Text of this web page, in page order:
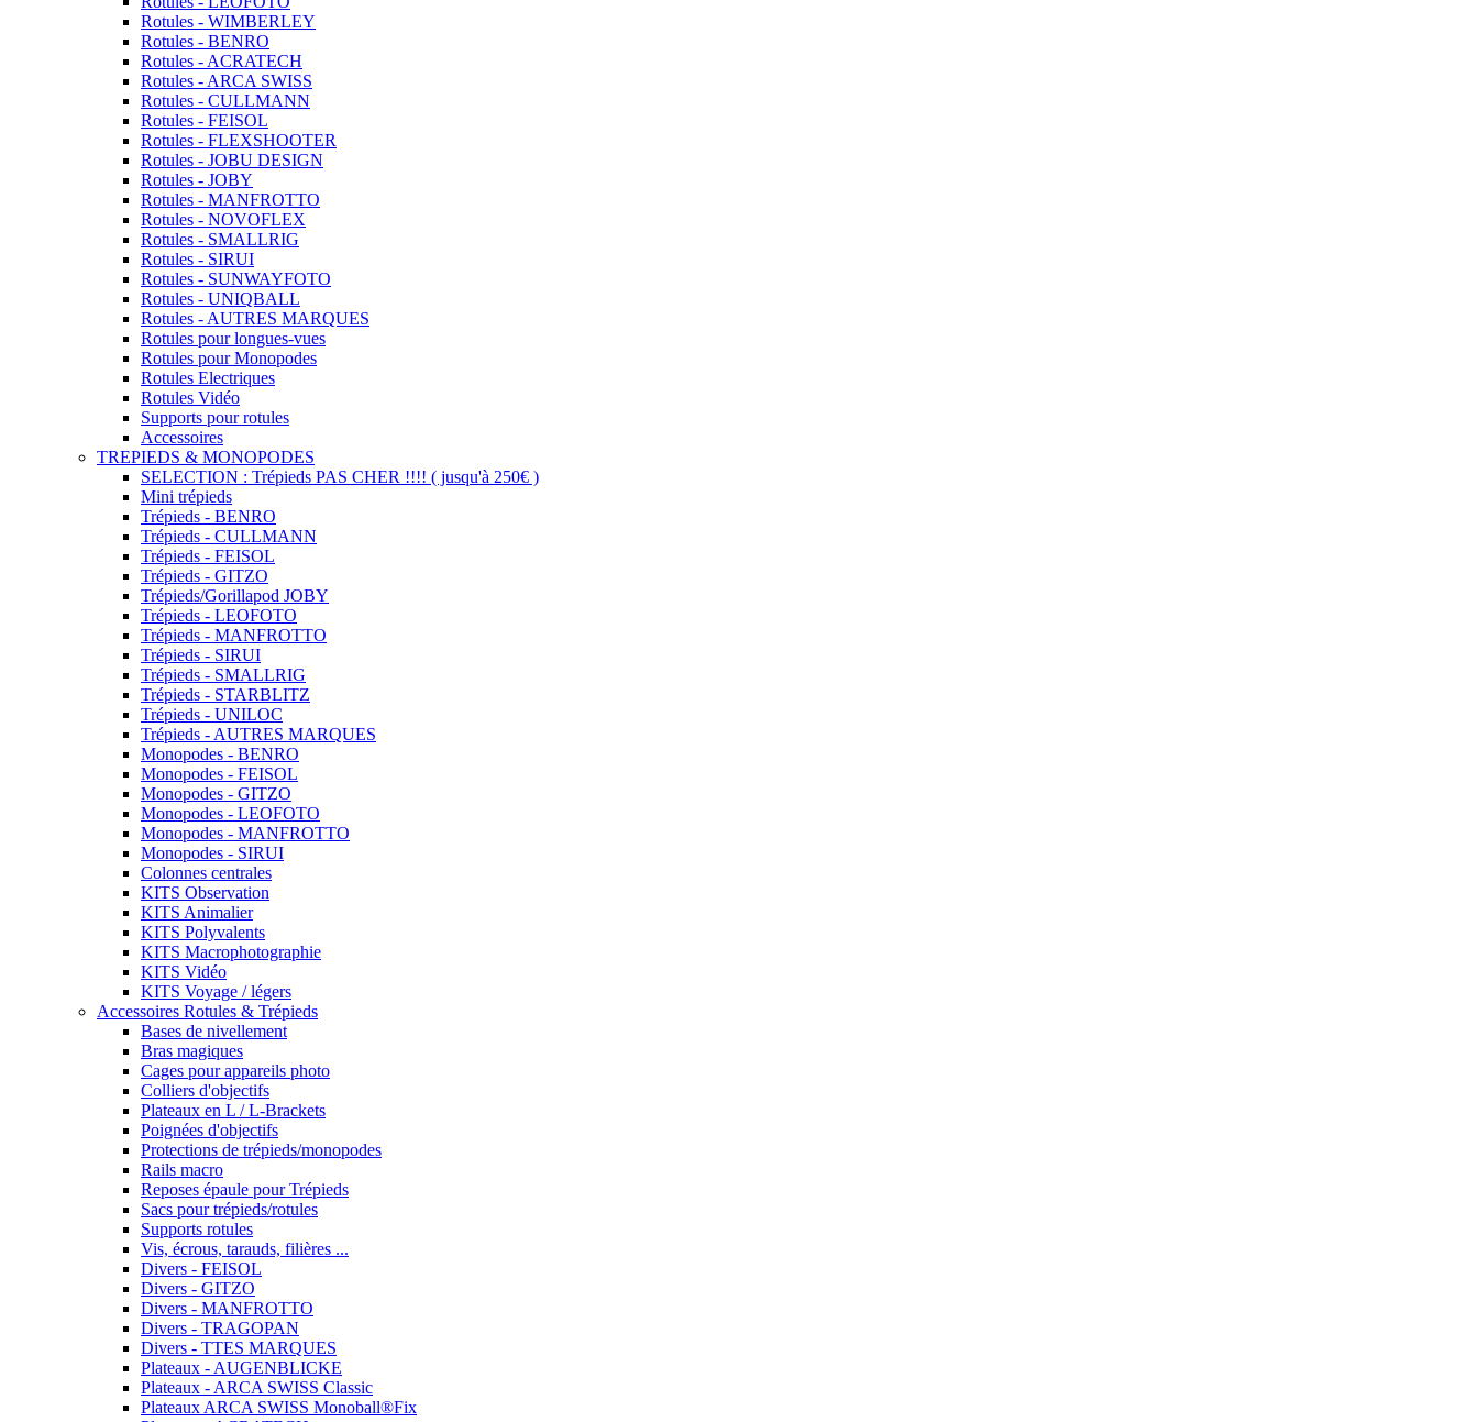
Rotules - WIMBERLEY
Rotules - BENRO
Rotules - ACRATECH
Rotules - ARCA SWISS
Rotules - CULLMANN
Rotules - FEISOL
Rotules - FLEXSHOOTER
Rotules - JOBU DESIGN
Rotules - JOBY
Rotules - MANFROTTO
Rotules - NOVOFLEX
Rotules - SMALLRIG
Rotules - SIRUI
Rotules - SUNWAYFOTO
Rotules - UNIQBALL
Rotules - AUTRES MARQUES
Rotules pour longues-vues
Rotules pour Monopodes
Rotules Electriques
Rotules Vidéo
Supports pour rotules
Accessoires
TREPIEDS & MONOPODES
SELECTION : Trépieds PAS CHER !!!! ( jusqu'à 250€ )
Mini trépieds
Trépieds - BENRO
Trépieds - CULLMANN
Trépieds - FEISOL
Trépieds - GITZO
Trépieds/Gorillapod JOBY
Trépieds - LEOFOTO
Trépieds - MANFROTTO
Trépieds - SIRUI
Trépieds - SMALLRIG
Trépieds - STARBLITZ
Trépieds - UNILOC
Trépieds - AUTRES MARQUES
Monopodes - BENRO
Monopodes - FEISOL
Monopodes - GITZO
Monopodes - LEOFOTO
Monopodes - MANFROTTO
Monopodes - SIRUI
Colonnes centrales
KITS Observation
KITS Animalier
KITS Polyvalents
KITS Macrophotographie
KITS Vidéo
KITS Voyage / légers
Accessoires Rotules & Trépieds
Bases de nivellement
Bras magiques
Cages pour appareils photo
Colliers d'objectifs
Plateaux en L / L-Brackets
Poignées d'objectifs
Protections de trépieds/monopodes
Rails macro
Reposes épaule pour Trépieds
Sacs pour trépieds/rotules
Supports rotules
Vis, écrous, tarauds, filières ...
Divers - FEISOL
Divers - GITZO
Divers - MANFROTTO
Divers - TRAGOPAN
Divers - TTES MARQUES
Plateaux - AUGENBLICKE
Plateaux - ARCA SWISS Classic
Plateaux ARCA SWISS Monoball®Fix